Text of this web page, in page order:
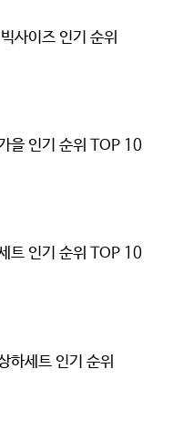
사이즈 인기 순위
을 인기 순위 TOP 10
트 인기 순위 TOP 10
하세트 인기 순위